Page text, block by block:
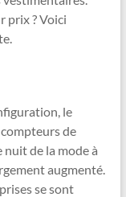
prix ? Voici
le
de
de la mode à
augmenté.
se sont